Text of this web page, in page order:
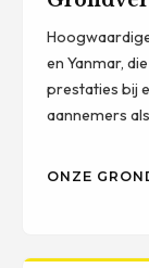
en Yanmar,
prestaties bij
aannemers
ONZE